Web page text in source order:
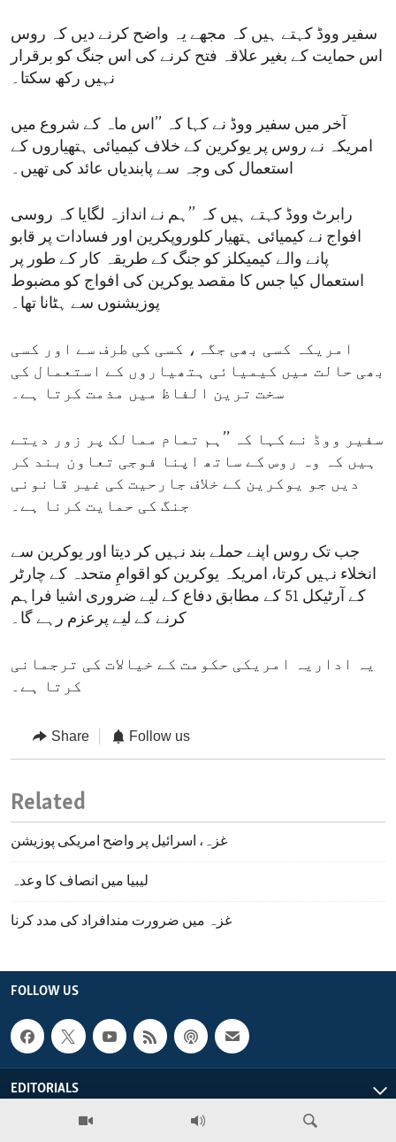
سفیر ووڈ کہتے ہیں کہ مجھے یہ واضح کرنے دیں کہ روس
اس حمایت کے بغیر علاقہ فتح کرنے کی اس جنگ کو برقرار
نہیں رکھ سکتا۔
آخر میں سفیر ووڈ نے کہا کہ ’’اس ماہ کے شروع میں
امریکہ نے روس پر یوکرین کے خلاف کیمیائی ہتھیاروں کے
استعمال کی وجہ سے پابندیاں عائد کی تھیں۔
رابرٹ ووڈ کہتے ہیں کہ ’’ہم نے اندازہ لگایا کہ روسی
افواج نے کیمیائی ہتھیار کلوروپکرین اور فسادات پر قابو
پانے والے کیمیکلز کو جنگ کے طریقہ کار کے طور پر
استعمال کیا جس کا مقصد یوکرین کی افواج کو مضبوط
پوزیشنوں سے ہٹانا تھا۔
امریکہ کسی بھی جگہ، کسی کی طرف سے اور کسی
بھی حالت میں کیمیائی ہتھیاروں کے استعمال کی
سخت ترین الفاظ میں مذمت کرتا ہے۔
سفیر ووڈ نے کہا کہ ’’ہم تمام ممالک پر زور دیتے
ہیں کہ وہ روس کے ساتھ اپنا فوجی تعاون بند کر
دیں جو یوکرین کے خلاف جارحیت کی غیر قانونی
جنگ کی حمایت کرنا ہے۔
جب تک روس اپنے حملے بند نہیں کر دیتا اور یوکرین سے
انخلاء نہیں کرتا، امریکہ یوکرین کو اقوامِ متحدہ کے چارٹر
کے آرٹیکل 51 کے مطابق دفاع کے لیے ضروری اشیا فراہم
کرنے کے لیے پرعزم رہے گا۔
یہ اداریہ امریکی حکومت کے خیالات کی ترجمانی
کرتا ہے۔
Share Follow us
Related
غزہ، اسرائیل پر واضح امریکی پوزیشن
لیبیا میں انصاف کا وعدہ
غزہ میں ضرورت مندافراد کی مدد کرنا
FOLLOW US
EDITORIALS